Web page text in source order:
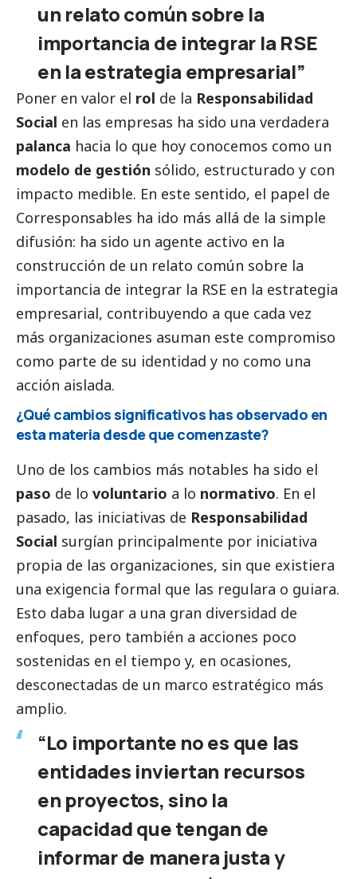
un relato común sobre la
importancia de integrar la RSE
en la estrategia empresarial”
Poner en valor el rol de la Responsabilidad
Social en las empresas ha sido una verdadera
palanca hacia lo que hoy conocemos como un
modelo de gestión sólido, estructurado y con
impacto medible. En este sentido, el papel de
Corresponsables ha ido más allá de la simple
difusión: ha sido un agente activo en la
construcción de un relato común sobre la
importancia de integrar la RSE en la estrategia
empresarial, contribuyendo a que cada vez
más organizaciones asuman este compromiso
como parte de su identidad y no como una
acción aislada.
¿Qué cambios significativos has observado en
esta materia desde que comenzaste?
Uno de los cambios más notables ha sido el
paso de lo voluntario a lo normativo. En el
pasado, las iniciativas de Responsabilidad
Social surgían principalmente por iniciativa
propia de las organizaciones, sin que existiera
una exigencia formal que las regulara o guiara.
Esto daba lugar a una gran diversidad de
enfoques, pero también a acciones poco
sostenidas en el tiempo y, en ocasiones,
desconectadas de un marco estratégico más
amplio.
“Lo importante no es que las
entidades inviertan recursos
en proyectos, sino la
capacidad que tengan de
informar de manera justa y